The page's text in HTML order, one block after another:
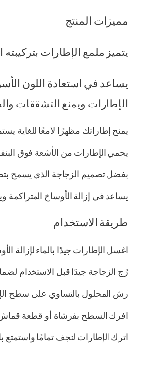
مميزات المنتج
يتميز ملمع الإطارات
يساعد في استعادة اللون
الإطارات ويمنع التشققات
يمنح إطاراتك مظهرًا لامعًا للغاية
يحمي الإطارات من الأشعة فوق
بفضل تصميم الزجاجة الذي يسمح
يساعد في إزالة الأوساخ المتراكمة
طريقة الاستخدام
اغسل الإطارات جيدًا بالماء لإزالة
رُج الزجاجة جيدًا قبل الاستخدام
رش المحلول بالتساوي على سطح
افرك السطح بفرشاة أو قطعة قماش
اترك الإطارات لتجف تمامًا واستمتع